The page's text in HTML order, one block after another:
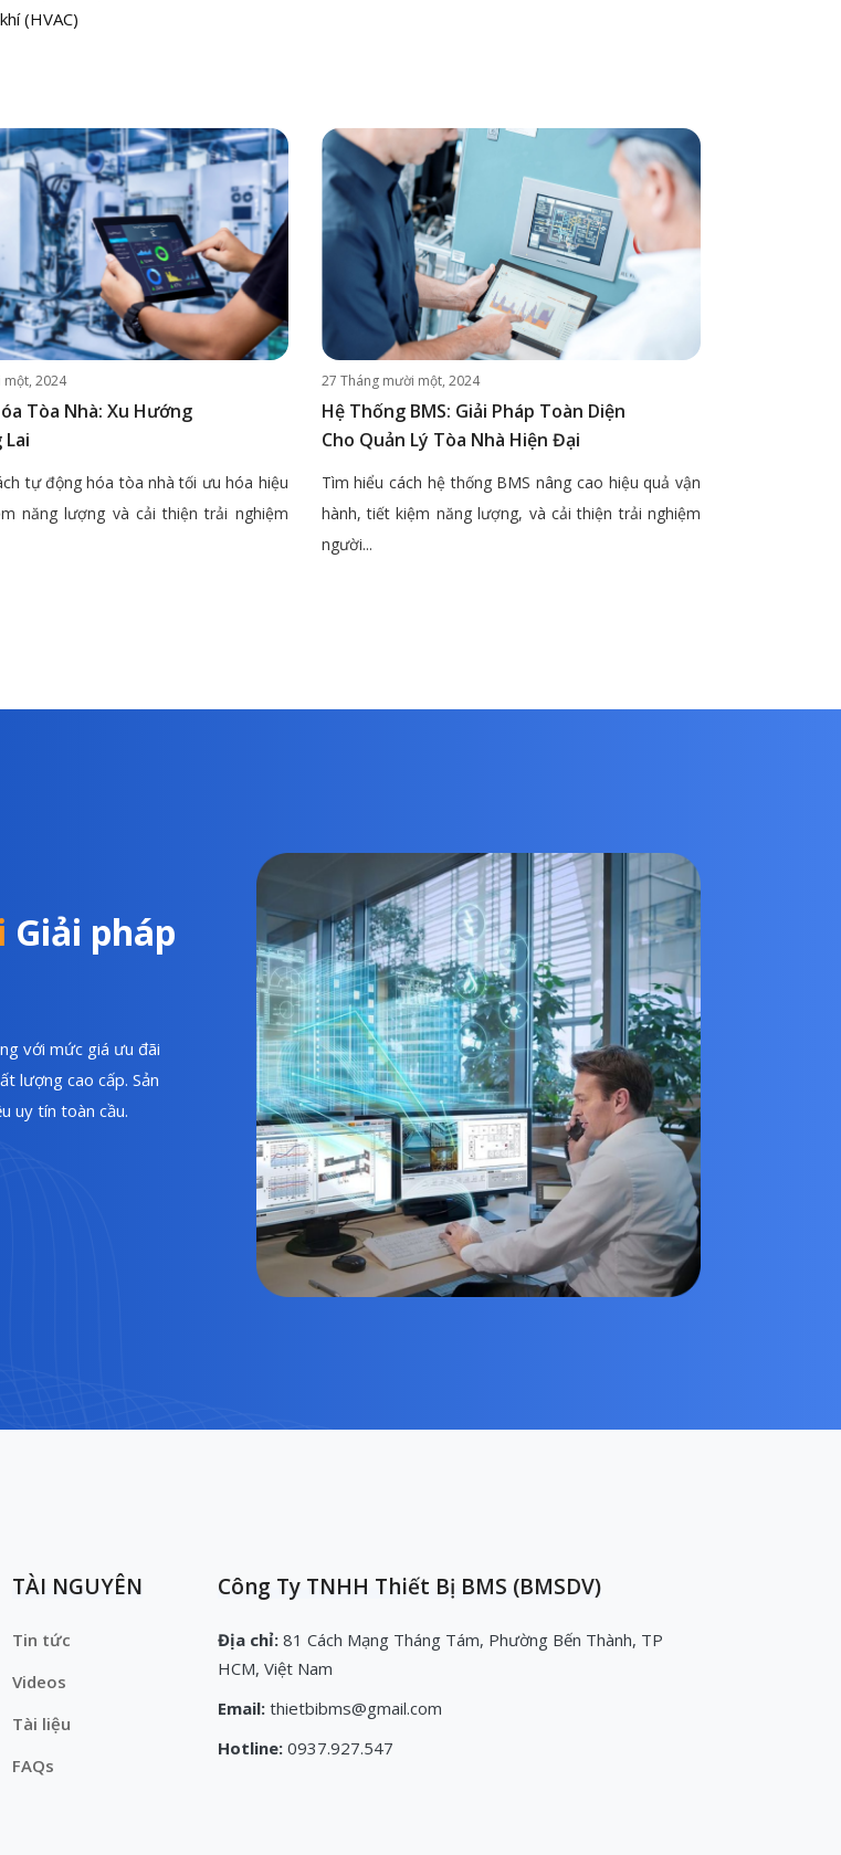
(HVAC)
một, 2024
Tòa Nhà: Xu Hướng
Lai
tự động hóa tòa nhà tối ưu hóa hiệu
năng lượng và cải thiện trải nghiệm
27 Tháng mười một, 2024
Hệ Thống BMS: Giải Pháp Toàn Diện
Cho Quản Lý Tòa Nhà Hiện Đại
Tìm hiểu cách hệ thống BMS nâng cao hiệu quả vận
hành, tiết kiệm năng lượng, và cải thiện trải nghiệm
người...
Giải pháp
với mức giá ưu đãi
lượng cao cấp. Sản
uy tín toàn cầu.
TÀI NGUYÊN
Tin tức
Videos
Tài liệu
FAQs
Công Ty TNHH Thiết Bị BMS (BMSDV)
Địa chỉ: 81 Cách Mạng Tháng Tám, Phường Bến Thành, TP
HCM, Việt Nam
Email: thietbibms@gmail.com
Hotline: 0937.927.547